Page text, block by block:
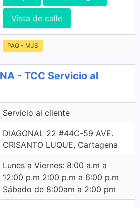
Vista de calle
PAQ - MJS
- TCC Servicio al
Servicio al cliente
DIAGONAL 22 #44C-59 AVE.
CRISANTO LUQUE, Cartagena
Lunes a Viernes: 8:00 a.m a
12:00 p.m 2:00 p.m a 6:00 p.m
Sábado de 8:00am a 2:00 pm